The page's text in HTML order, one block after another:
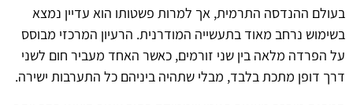
בעולם ההנדסה התרמית, אך למרות פשטותו הוא עדיין נמצא
בשימוש נרחב מאוד בתעשייה המודרנית. הרעיון המרכזי מבוסס
על הפרדה מלאה בין שני זורמים, כאשר האחד מעביר חום לשני
דרך דופן מתכת בלבד, מבלי שתהיה ביניהם כל התערבות ישירה.